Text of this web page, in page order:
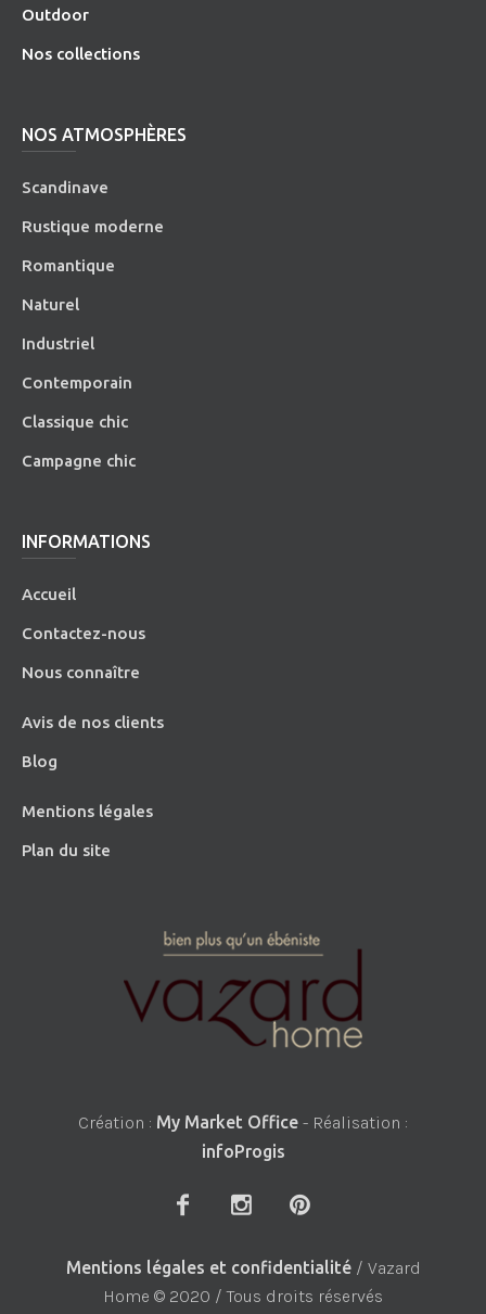
Outdoor
Nos collections
NOS ATMOSPHÈRES
Scandinave
Rustique moderne
Romantique
Naturel
Industriel
Contemporain
Classique chic
Campagne chic
INFORMATIONS
Accueil
Contactez-nous
Nous connaître
Avis de nos clients
Blog
Mentions légales
Plan du site
Création : My Market Office - Réalisation :
infoProgis
Mentions légales et confidentialité/ Vazard
Home © 2020 / Tous droits réservés